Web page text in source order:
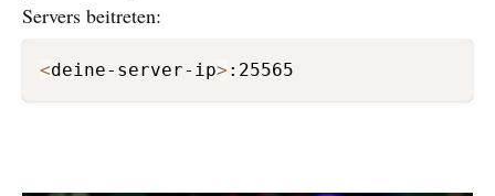
Servers beitreten:
<deine-server-ip>